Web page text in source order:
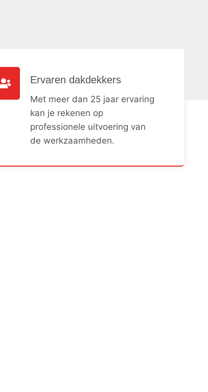
Ervaren dakdekkers
Met meer dan 25 jaar ervaring
kan je rekenen op
professionele uitvoering van
de werkzaamheden.